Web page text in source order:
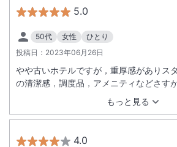
5.0
50代 女性
ひとり
投稿日： 2023年06月26日
もっと見る
やや古いホテルですが，重厚感がありス
の清潔感，調度品，アメニティなどさす
4.0